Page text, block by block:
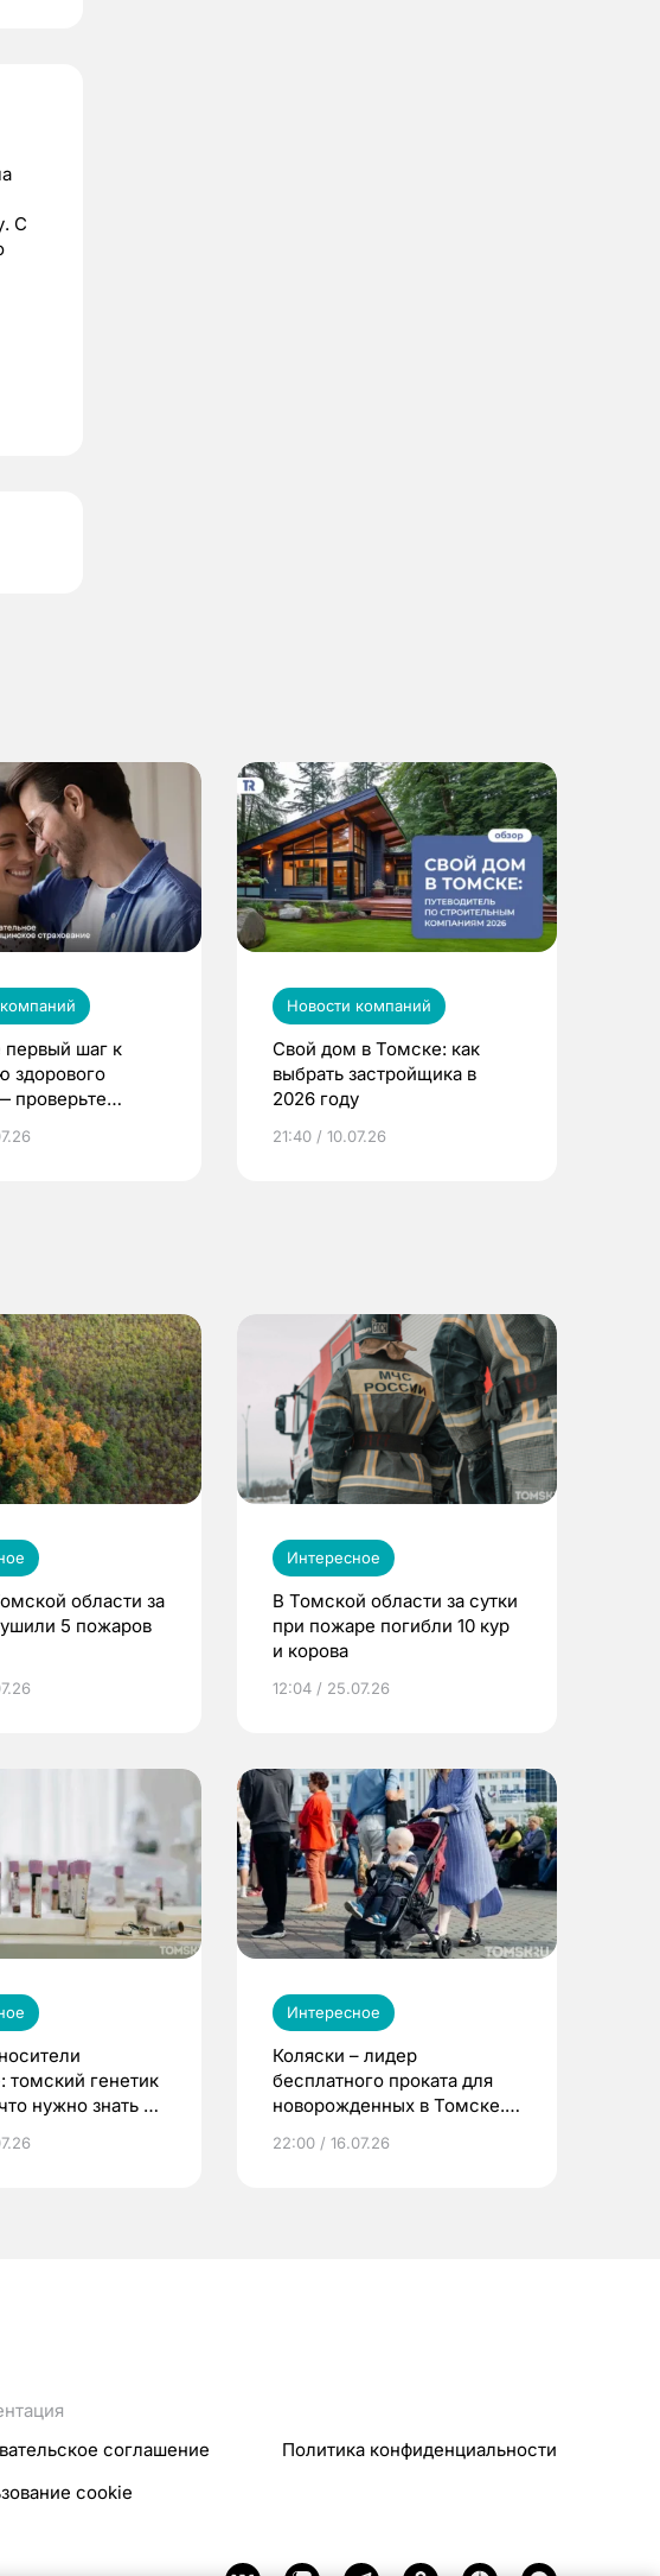
С
первый шаг к
здорового
проверьте
Новости компаний
Свой дом в Томске: как
выбрать застройщика в
2026 году
21:40 / 10.07.26
области за
5 пожаров
Интересное
В Томской области за сутки
при пожаре погибли 10 кур
и корова
12:04 / 25.07.26
томский генетик
нужно знать до
Интересное
Коляски – лидер
бесплатного проката для
новорожденных в Томске.
22:00 / 16.07.26
соглашение
Политика конфиденциальности
cookie